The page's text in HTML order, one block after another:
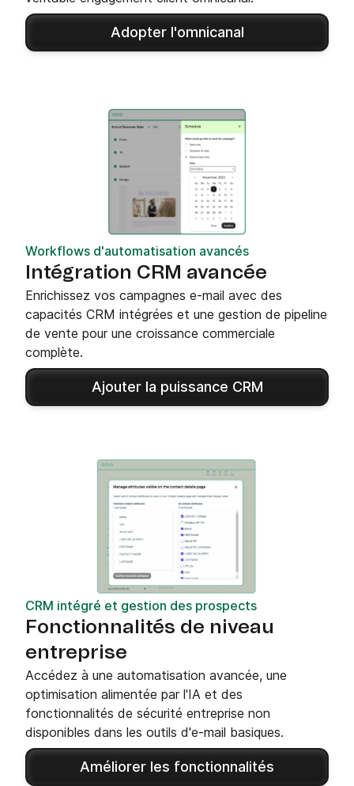
Adopter l'omnicanal
Workflows d'automatisation avancés
Intégration CRM avancée
Enrichissez vos campagnes e-mail avec des
capacités CRM intégrées et une gestion de pipeline
de vente pour une croissance commerciale
complète.
Ajouter la puissance CRM
CRM intégré et gestion des prospects
Fonctionnalités de niveau
entreprise
Accédez à une automatisation avancée, une
optimisation alimentée par l'IA et des
fonctionnalités de sécurité entreprise non
disponibles dans les outils d'e-mail basiques.
Améliorer les fonctionnalités